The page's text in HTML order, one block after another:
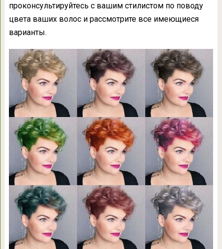
проконсультируйтесь с вашим стилистом по поводу
цвета ваших волос и рассмотрите все имеющиеся
варианты.